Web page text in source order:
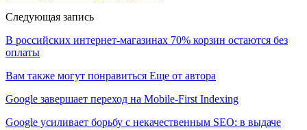
Следующая запись
В российских интернет-магазинах 70% корзин остаются без
оплаты
Вам также могут понравиться Еще от автора
Google завершает переход на Mobile-First Indexing
Google усиливает борьбу с некачественным SEO: в выдаче